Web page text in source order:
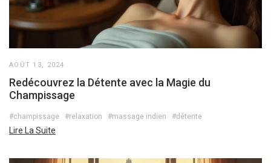
AOÛT 13, 2024
Redécouvrez la Détente avec la Magie du
Champissage
#champissage #relaxation #massage indien #détente
Lire La Suite